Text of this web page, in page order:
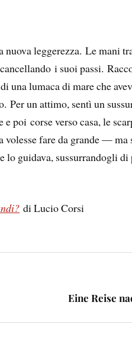
leggerezza. Le mani
i suoi passi.
una lumaca di mare che
Per un attimo, sentì un
poi corse verso casa, le
volesse fare da grande — ma
lo guidava, sussurrandogli
di Lucio Corsi
Eine Reise